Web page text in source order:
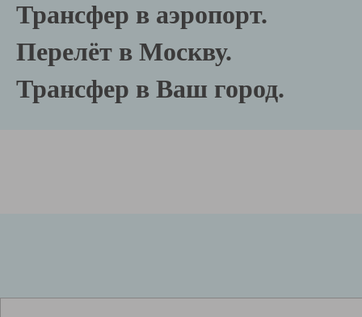
Трансфер в аэропорт.
Перелёт в Москву.
Трансфер в Ваш город.